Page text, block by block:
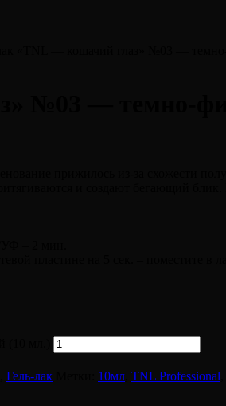
Гель-лак 10мл TNL Professional